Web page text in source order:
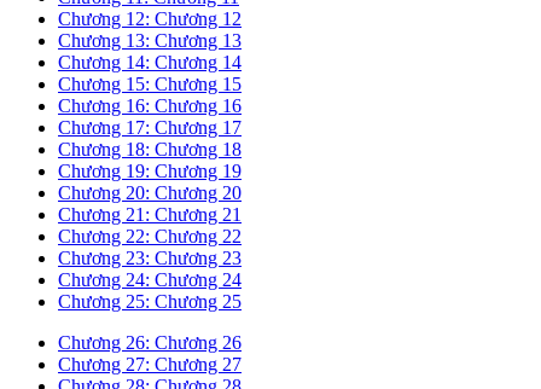
Chương 12: Chương 12
Chương 13: Chương 13
Chương 14: Chương 14
Chương 15: Chương 15
Chương 16: Chương 16
Chương 17: Chương 17
Chương 18: Chương 18
Chương 19: Chương 19
Chương 20: Chương 20
Chương 21: Chương 21
Chương 22: Chương 22
Chương 23: Chương 23
Chương 24: Chương 24
Chương 25: Chương 25
Chương 26: Chương 26
Chương 27: Chương 27